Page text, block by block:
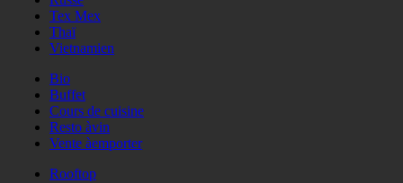
Tex Mex
Thaï
Vietnamien
Bio
Buffet
Cours de cuisine
Resto àvin
Vente àemporter
Rooftop